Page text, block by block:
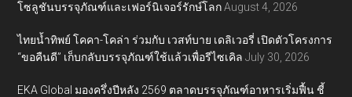
โซลูชันบรรจุภัณฑ์และเฟอร์นิเจอร์รักษ์โลก August 4, 2026
ไทยน้ำทิพย์ โคคา-โคล่า ร่วมกับ เวสท์บาย เดลิเวอรี่ เปิดตัวโครงการ
“ขอคืนดี” เก็บกลับบรรจุภัณฑ์ใช้แล้วเพื่อรีไซเคิล July 30, 2026
EKA Global มองครึ่งปีหลัง 2569 ตลาดบรรจุภัณฑ์อาหารเริ่มฟื้น ชี้